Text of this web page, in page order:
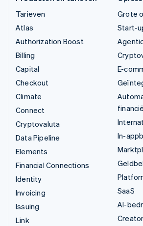
Tarieven
Atlas
Authorization Boost
Billing
Capital
Checkout
Climate
Connect
Cryptovaluta
Data Pipeline
Elements
Financial Connections
Identity
Invoicing
Issuing
Link
Grote
Start-
E-
In-
SaaS
AI-